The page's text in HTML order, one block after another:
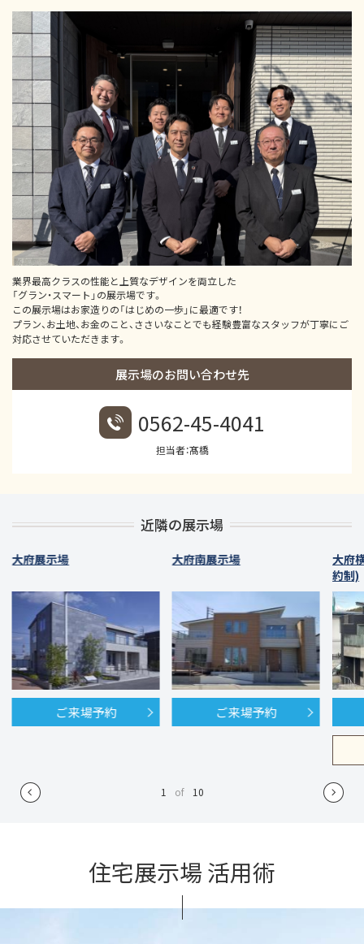
業界最高クラスの性能と上質なデザインを両立した
「グラン・スマート」の展示場です。
この展示場はお家造りの「はじめの一歩」に最適です！
プラン、お土地、お金のこと、ささいなことでも経験豊富なスタッフが丁寧にご
対応させていただきます。
展示場のお問い合わせ先
0562-45-4041
担当者：髙橋
近隣の展示場
大府展示場
ご来場予約
大府南展示場
ご来場予約
大府
約制)
1 of 10
住宅展示場 活用術